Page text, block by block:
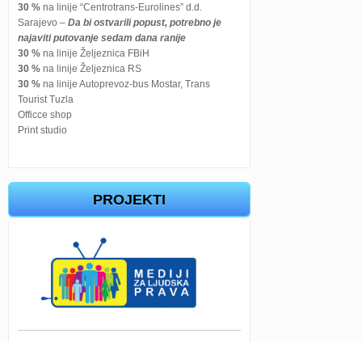
30 % na linije “Centrotrans-Eurolines” d.d.
Sarajevo – Da bi ostvarili popust, potrebno je
najaviti putovanje sedam dana ranije
30 % na linije Željeznica FBiH
30 % na linije Željeznica RS
30 % na linije Autoprevoz-bus Mostar, Trans
Tourist Tuzla
Officce shop
Print studio
PROJEKTI